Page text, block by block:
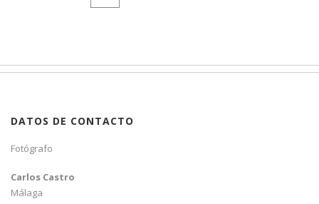
DATOS DE CONTACTO
Fotógrafo
Carlos Castro
Málaga